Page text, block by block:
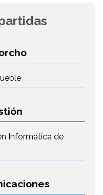
Informática de